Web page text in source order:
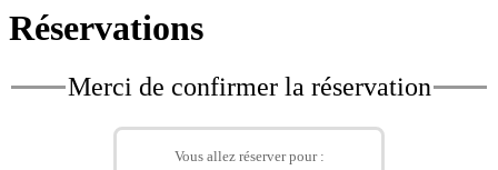
Réservations
Merci de confirmer la réservation
Vous allez réserver pour :